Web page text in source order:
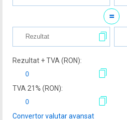
=
Rezultat + TVA (RON):
TVA 21% (RON):
Convertor valutar avansat